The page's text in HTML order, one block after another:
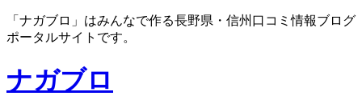
「ナガブロ」はみんなで作る長野県・信州口コミ情報ブログ
ポータルサイトです。
ナガブロ